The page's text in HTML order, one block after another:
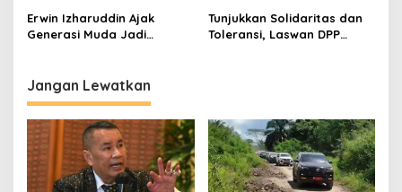
Bulog
Jelang Nataru
Erwin Izharuddin Ajak
Generasi Muda Jadi
Tunjukkan Solidaritas dan
Toleransi, Laswan DPP
Jangan Lewatkan